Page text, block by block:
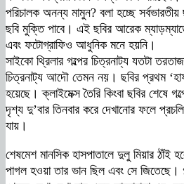
পরিচালক অনন্য মামুন? বলা হচ্ছে
ছবি মুক্তি পাবে। এই ছবির আরেক
এবং ফটোগ্রাফিও আধুনিক মনে হয়নি।
সাইকো থ্রিলার গল্পের চিত্রনাট্য যতটা
চিত্রনাট্য আদৌ তেমন নয়। ছবির প্রথম
হয়েছে। ক্লাইমেক্স তৈরি কিংবা ছবির শেষে
দৃশ্য দু’বার তিনবার করে দেখানোর ফলে
যায়।
শেষমেশ মানসিক হাসপাতালে দুলু মিয়ার ঠাঁই
পাগল হওয়া তার ভান ছিল এবং সে জিতেছে।